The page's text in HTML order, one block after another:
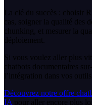
La clé du succès : choisir
cas, soigner la qualité des
chunking, et mesurer la
déploiement.
Si vous voulez aller plus
chatbots documentaires
l’intégration dans vos
Découvrez notre offre
IA pour aller encore plus